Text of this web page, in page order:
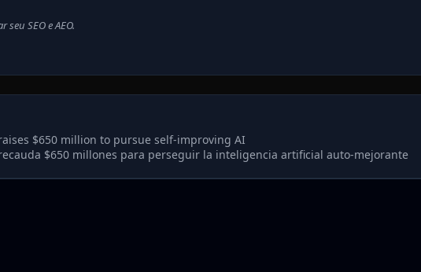
SEO e AEO.
$650 million to pursue self‑improving AI
$650 millones para perseguir la inteligencia artificial auto-mejorante